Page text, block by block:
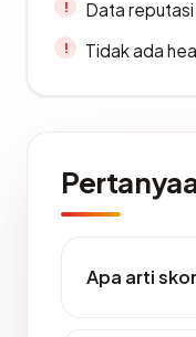
Data
Tidak ada
Apa arti